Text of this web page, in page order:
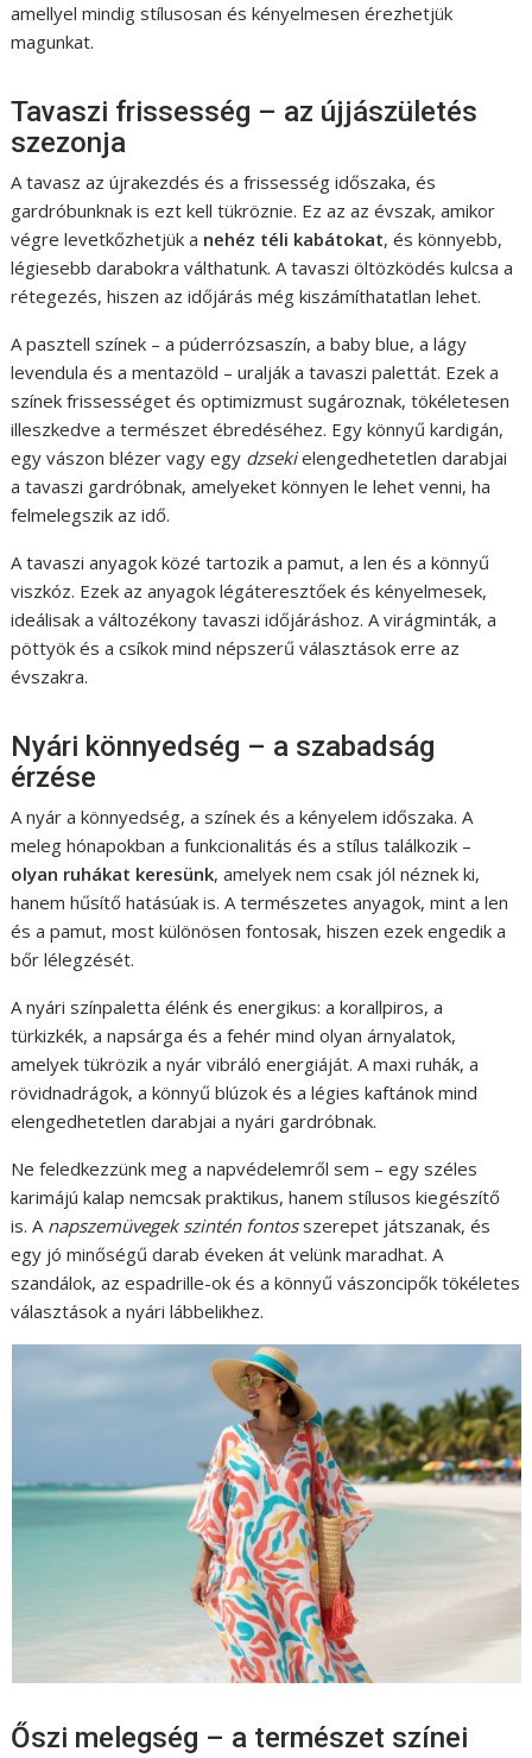
amellyel mindig stílusosan és kényelmesen érezhetjük
magunkat.
Tavaszi frissesség – az újjászületés
szezonja
A tavasz az újrakezdés és a frissesség időszaka, és
gardróbunknak is ezt kell tükröznie. Ez az az évszak, amikor
végre levetkőzhetjük a nehéz téli kabátokat, és könnyebb,
légiesebb darabokra válthatunk. A tavaszi öltözködés kulcsa a
rétegezés, hiszen az időjárás még kiszámíthatatlan lehet.
A pasztell színek – a púderrózsaszín, a baby blue, a lágy
levendula és a mentazöld – uralják a tavaszi palettát. Ezek a
színek frissességet és optimizmust sugároznak, tökéletesen
illeszkedve a természet ébredéséhez. Egy könnyű kardigán,
egy vászon blézer vagy egy dzsekielengedhetetlen darabjai
a tavaszi gardróbnak, amelyeket könnyen le lehet venni, ha
felmelegszik az idő.
A tavaszi anyagok közé tartozik a pamut, a len és a könnyű
viszkóz. Ezek az anyagok légáteresztőek és kényelmesek,
ideálisak a változékony tavaszi időjáráshoz. A virágminták, a
pöttyök és a csíkok mind népszerű választások erre az
évszakra.
Nyári könnyedség – a szabadság
érzése
A nyár a könnyedség, a színek és a kényelem időszaka. A
meleg hónapokban a funkcionalitás és a stílus találkozik –
olyan ruhákat keresünk, amelyek nem csak jól néznek ki,
hanem hűsítő hatásúak is. A természetes anyagok, mint a len
és a pamut, most különösen fontosak, hiszen ezek engedik a
bőr lélegzését.
A nyári színpaletta élénk és energikus: a korallpiros, a
türkizkék, a napsárga és a fehér mind olyan árnyalatok,
amelyek tükrözik a nyár vibráló energiáját. A maxi ruhák, a
rövidnadrágok, a könnyű blúzok és a légies kaftánok mind
elengedhetetlen darabjai a nyári gardróbnak.
Ne feledkezzünk meg a napvédelemről sem – egy széles
karimájú kalap nemcsak praktikus, hanem stílusos kiegészítő
is. A napszemüvegek szintén fontosszerepet játszanak, és
egy jó minőségű darab éveken át velünk maradhat. A
szandálok, az espadrille-ok és a könnyű vászoncipők tökéletes
választások a nyári lábbelikhez.
Őszi melegség – a természet színei